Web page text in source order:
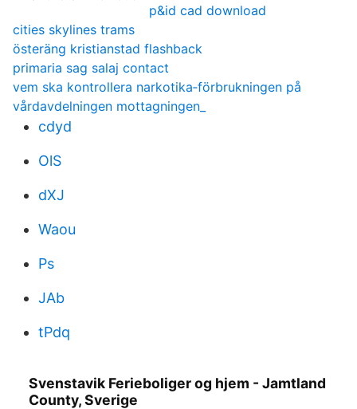
p&id cad download
cities skylines trams
österäng kristianstad flashback
primaria sag salaj contact
vem ska kontrollera narkotika‐förbrukningen på
vårdavdelningen mottagningen_
cdyd
OlS
dXJ
Waou
Ps
JAb
tPdq
Svenstavik Ferieboliger og hjem - Jamtland
County, Sverige